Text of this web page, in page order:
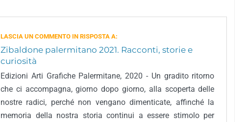
LASCIA UN COMMENTO IN RISPOSTA A:
Zibaldone palermitano 2021. Racconti, storie e
curiosità
Edizioni Arti Grafiche Palermitane, 2020 - Un gradito ritorno
che ci accompagna, giorno dopo giorno, alla scoperta delle
nostre radici, perché non vengano dimenticate, affinché la
memoria della nostra storia continui a essere stimolo per